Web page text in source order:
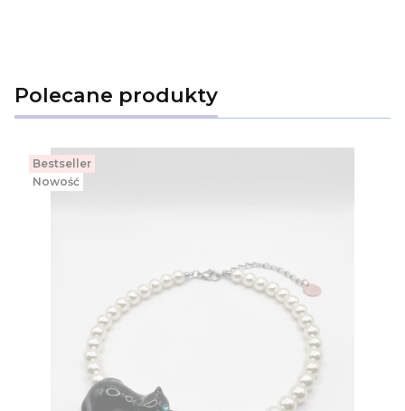
Polecane produkty
Bestseller
Nowość